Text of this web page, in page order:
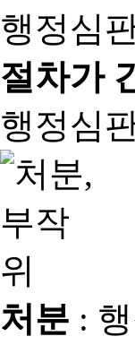
행정심
절차가
행정심
처분 :